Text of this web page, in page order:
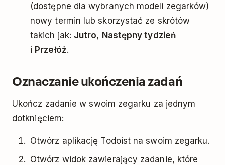
(dostępne dla wybranych modeli zegarków)
nowy termin lub skorzystać ze skrótów
takich jak: Jutro, Następny tydzień
i Przełóż.
Oznaczanie ukończenia zadań
Ukończ zadanie w swoim zegarku za jednym
dotknięciem:
Otwórz aplikację Todoist na swoim zegarku.
Otwórz widok zawierający zadanie, które